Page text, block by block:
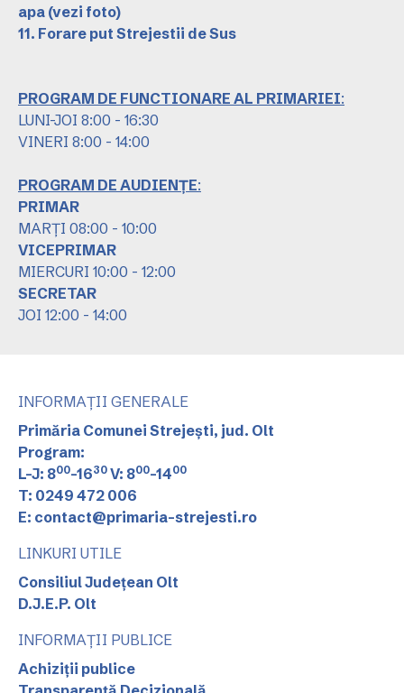
apa (vezi foto)
11. Forare put Strejestii de Sus
PROGRAM DE FUNCTIONARE AL PRIMARIEI:
LUNI-JOI 8:00 - 16:30
VINERI 8:00 - 14:00
PROGRAM DE AUDIENȚE:
PRIMAR
MARȚI 08:00 - 10:00
VICEPRIMAR
MIERCURI 10:00 - 12:00
SECRETAR
JOI 12:00 - 14:00
INFORMAȚII GENERALE
Primăria Comunei Strejești, jud. Olt
Program:
L-J: 800-1630 V: 800-1400
T: 0249 472 006
E: contact@primaria-strejesti.ro
LINKURI UTILE
Consiliul Județean Olt
D.J.E.P. Olt
INFORMAȚII PUBLICE
Achiziții publice